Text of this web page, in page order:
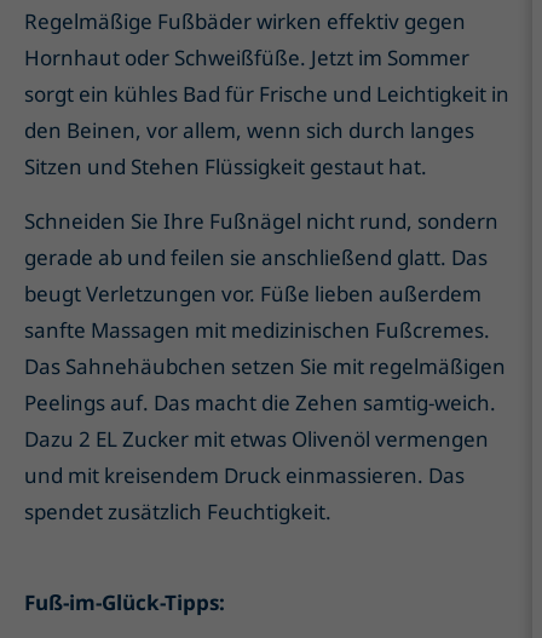
Regelmäßige Fußbäder wirken effektiv gegen
Hornhaut oder Schweißfüße. Jetzt im Sommer
sorgt ein kühles Bad für Frische und Leichtigkeit in
den Beinen, vor allem, wenn sich durch langes
Sitzen und Stehen Flüssigkeit gestaut hat.
Schneiden Sie Ihre Fußnägel nicht rund, sondern
gerade ab und feilen sie anschließend glatt. Das
beugt Verletzungen vor. Füße lieben außerdem
sanfte Massagen mit medizinischen Fußcremes.
Das Sahnehäubchen setzen Sie mit regelmäßigen
Peelings auf. Das macht die Zehen samtig-weich.
Dazu 2 EL Zucker mit etwas Olivenöl vermengen
und mit kreisendem Druck einmassieren. Das
spendet zusätzlich Feuchtigkeit.
Fuß-im-Glück-Tipps: